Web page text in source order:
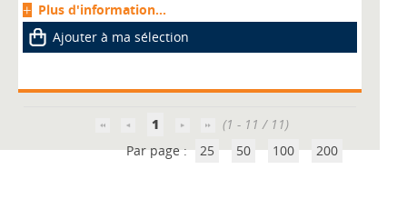
Plus d'information...
Ajouter à ma sélection
1
(1 - 11 / 11)
Par page : 25 50 100 200